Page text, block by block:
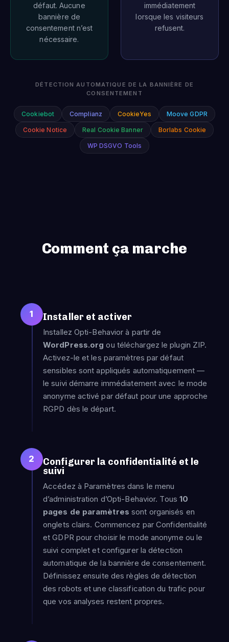
défaut. Aucune
bannière de
consentement n’est
nécessaire.
immédiatement
lorsque les visiteurs
refusent.
DÉTECTION AUTOMATIQUE DE LA BANNIÈRE DE
CONSENTEMENT
Cookiebot Complianz CookieYes Moove GDPR
Cookie Notice Real Cookie Banner Borlabs Cookie
WP DSGVO Tools
Comment ça marche
1 Installer et activer
Installez Opti-Behavior à partir de
WordPress.org ou téléchargez le plugin ZIP.
Activez-le et les paramètres par défaut
sensibles sont appliqués automatiquement —
le suivi démarre immédiatement avec le mode
anonyme activé par défaut pour une approche
RGPD dès le départ.
2
Configurer la confidentialité et le
suivi
Accédez à Paramètres dans le menu
d’administration d’Opti-Behavior. Tous 10
pages de paramètres sont organisés en
onglets clairs. Commencez par Confidentialité
et GDPR pour choisir le mode anonyme ou le
suivi complet et configurer la détection
automatique de la bannière de consentement.
Définissez ensuite des règles de détection
des robots et une classification du trafic pour
que vos analyses restent propres.